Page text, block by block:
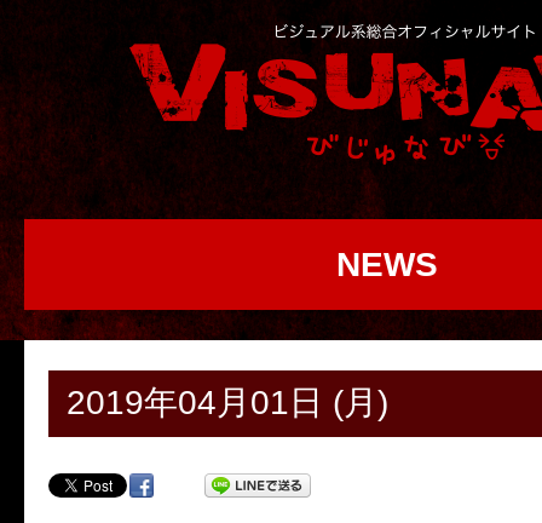
NEWS
2019年04月01日 (月)